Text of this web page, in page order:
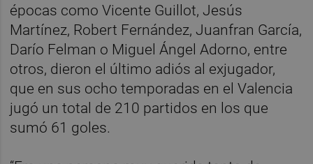
épocas como Vicente Guillot, Jesús
Martínez, Robert Fernández, Juanfran García,
Darío Felman o Miguel Ángel Adorno, entre
otros, dieron el último adiós al exjugador,
que en sus ocho temporadas en el Valencia
jugó un total de 210 partidos en los que
sumó 61 goles.